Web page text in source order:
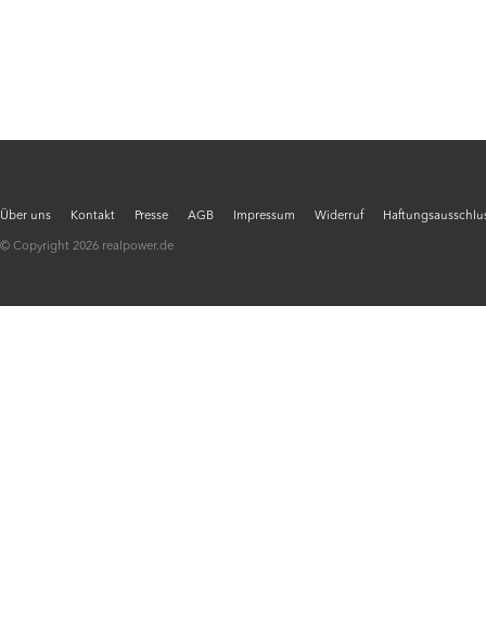
Über uns Kontakt Presse AGB Impressum Widerruf
© Copyright 2026 realpower.de